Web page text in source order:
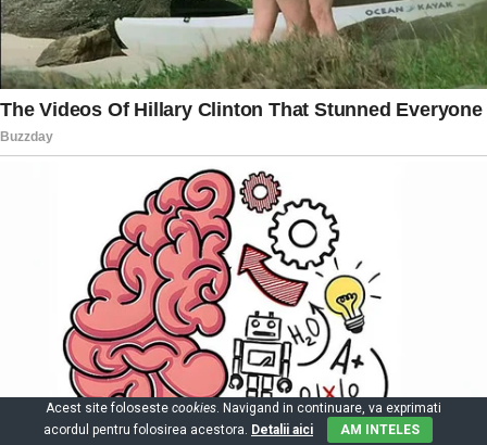
Acest site foloseste cookies. Navigand in continuare, va exprimati
acordul pentru folosirea acestora. Detalii aici AM INTELES